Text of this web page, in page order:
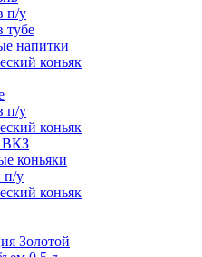
п/у
тубе
напитки
коньяк
п/у
коньяк
ВКЗ
коньяки
п/у
коньяк
Золотой